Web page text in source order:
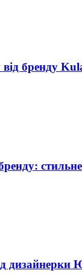
бренду
дизайнерки